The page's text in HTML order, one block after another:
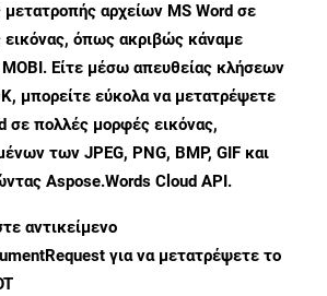
αρχείων MS Word σε
εικόνας, όπως ακριβώς κάναμε
Είτε μέσω απευθείας κλήσεων
μπορείτε εύκολα να μετατρέψετε
σε πολλές μορφές εικόνας,
των JPEG, PNG, BMP, GIF και
Aspose.Words Cloud API.
αντικείμενο
για να μετατρέψετε το